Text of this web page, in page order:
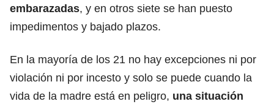
embarazadas, y en otros siete se han puesto
impedimentos y bajado plazos.
En la mayoría de los 21 no hay excepciones ni por
violación ni por incesto y solo se puede cuando la
vida de la madre está en peligro, una situación